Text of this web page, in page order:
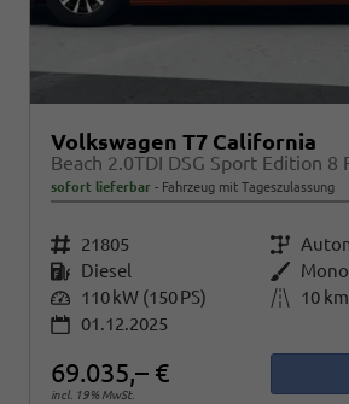
Volkswagen T7 California
sofort lieferbar Fahrzeug mit Tageszulassung
Fahrzeugnr. 21805 Getriebe
Kraftstoff Diesel Außenfarbe
Leistung 110 kW (150 PS) Kilometerstand
10 km
01.12.2025
69.035,– €
incl. 19% MwSt.